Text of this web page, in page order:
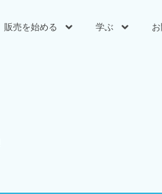
販売を始める 学ぶ